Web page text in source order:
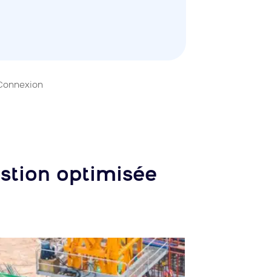
optimisée